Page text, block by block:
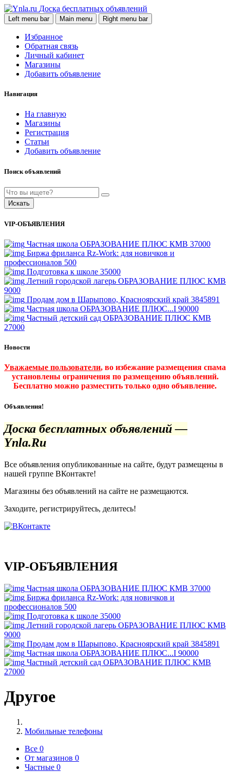
Доска бесплатных объявлений
Left menu bar Main menu Right menu bar
Избранное
Обратная связь
Личный кабинет
Магазины
Добавить объявление
Навигация
На главную
Магазины
Регистрация
Статьи
Добавить объявление
Поиск объявлений
Искать
VIP-ОБЪЯВЛЕНИЯ
Частная школа ОБРАЗОВАНИЕ ПЛЮС КМВ 37000
Биржа фриланса Rz-Work: для новичков и
профессионалов 500
Подготовка к школе 35000
Летний городской лагерь ОБРАЗОВАНИЕ ПЛЮС КМВ
9000
Продам дом в Шарыпово, Красноярский край 3845891
Частная школа ОБРАЗОВАНИЕ ПЛЮС...I 90000
Частный детский сад ОБРАЗОВАНИЕ ПЛЮС КМВ
27000
Новости
Уважаемые пользователи, во избежание размещения спама
установлены ограничения по размещению объявлений.
Бесплатно можно разместить только одно объявление.
Объявления!
Доска бесплатных объявлений —
Ynla.Ru
Все объявления опубликованные на сайте, будут размещены в
нашей группе ВКонтакте!
Магазины без объявлений на сайте не размещаются.
Заходите, регистрируйтесь, делитесь!
VIP-ОБЪЯВЛЕНИЯ
Частная школа ОБРАЗОВАНИЕ ПЛЮС КМВ 37000
Биржа фриланса Rz-Work: для новичков и
профессионалов 500
Подготовка к школе 35000
Летний городской лагерь ОБРАЗОВАНИЕ ПЛЮС КМВ
9000
Продам дом в Шарыпово, Красноярский край 3845891
Частная школа ОБРАЗОВАНИЕ ПЛЮС...I 90000
Частный детский сад ОБРАЗОВАНИЕ ПЛЮС КМВ
27000
Другое
Мобильные телефоны
Все 0
От магазинов 0
Частные 0